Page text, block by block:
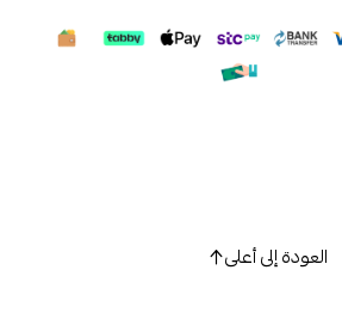
العودة إلى أعلى